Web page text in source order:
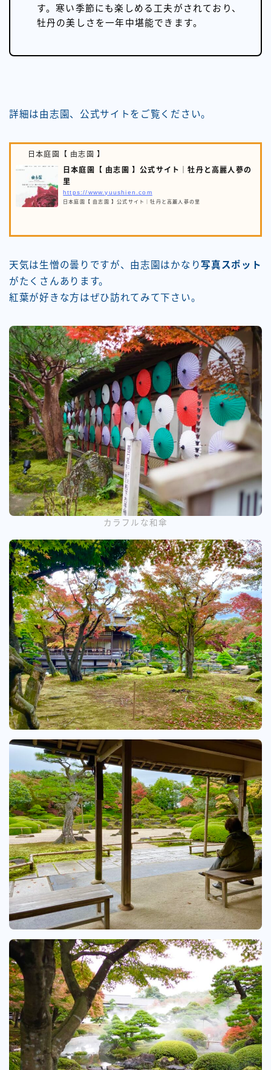
す。寒い季節にも楽しめる工夫がされており、
牡丹の美しさを一年中堪能できます。
詳細は由志園、公式サイトをご覧ください。
日本庭園【 由志園 】
日本庭園【 由志園 】公式サイト｜牡丹と高麗人蔘の
里
https://www.yuushien.com
日本庭園【 由志園 】公式サイト｜牡丹と高麗人蔘の里
天気は生憎の曇りですが、由志園はかなり写真スポット
がたくさんあります。
紅葉が好きな方はぜひ訪れてみて下さい。
カラフルな和傘